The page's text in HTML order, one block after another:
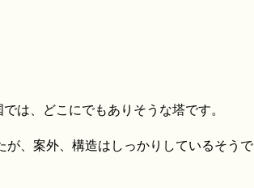
は、どこにでもありそうな塔です。
、案外、構造はしっかりしているそうで